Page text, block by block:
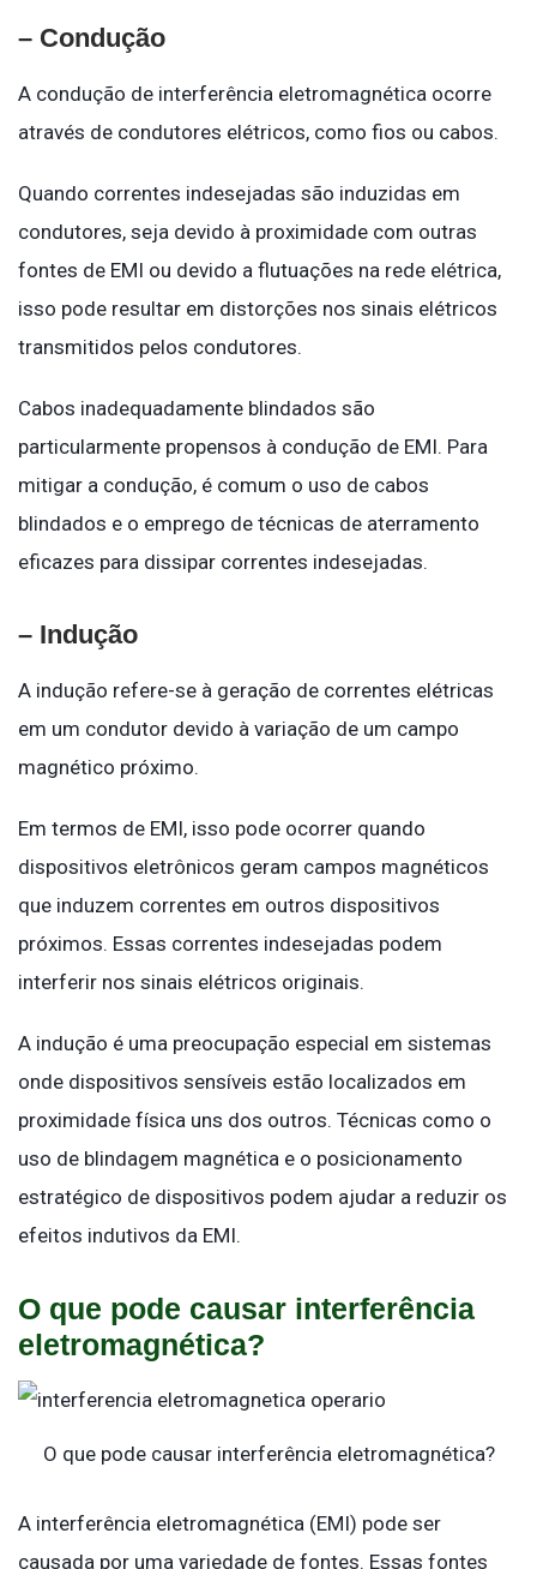
– Condução
A condução de interferência eletromagnética ocorre
através de condutores elétricos, como fios ou cabos.
Quando correntes indesejadas são induzidas em
condutores, seja devido à proximidade com outras
fontes de EMI ou devido a flutuações na rede elétrica,
isso pode resultar em distorções nos sinais elétricos
transmitidos pelos condutores.
Cabos inadequadamente blindados são
particularmente propensos à condução de EMI. Para
mitigar a condução, é comum o uso de cabos
blindados e o emprego de técnicas de aterramento
eficazes para dissipar correntes indesejadas.
– Indução
A indução refere-se à geração de correntes elétricas
em um condutor devido à variação de um campo
magnético próximo.
Em termos de EMI, isso pode ocorrer quando
dispositivos eletrônicos geram campos magnéticos
que induzem correntes em outros dispositivos
próximos. Essas correntes indesejadas podem
interferir nos sinais elétricos originais.
A indução é uma preocupação especial em sistemas
onde dispositivos sensíveis estão localizados em
proximidade física uns dos outros. Técnicas como o
uso de blindagem magnética e o posicionamento
estratégico de dispositivos podem ajudar a reduzir os
efeitos indutivos da EMI.
O que pode causar interferência
eletromagnética?
O que pode causar interferência eletromagnética?
A interferência eletromagnética (EMI) pode ser
causada por uma variedade de fontes. Essas fontes